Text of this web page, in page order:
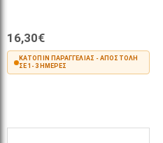
16,30€
ΚΑΤΌΠΙΝ ΠΑΡΑΓΓΕΛΊΑΣ - ΑΠΟΣΤΟΛΉ
ΣΕ 1-3 ΗΜΈΡΕΣ